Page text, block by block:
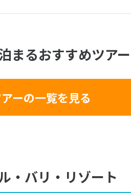
まるおすすめツアー
ーの一覧を見る
・バリ・リゾート